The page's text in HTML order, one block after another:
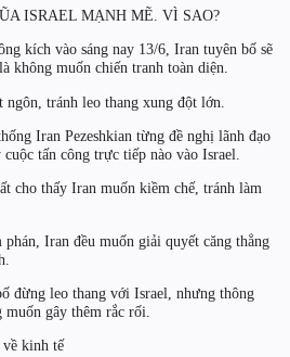
ISRAEL MẠNH MẼ. VÌ SAO?
kích vào sáng nay 13/6, Iran tuyên bố sẽ
không muốn chiến tranh toàn diện.
tránh leo thang xung đột lớn.
Iran Pezeshkian từng đề nghị lãnh đạo
tấn công trực tiếp nào vào Israel.
cho thấy Iran muốn kiềm chế, tránh làm
Iran đều muốn giải quyết căng thẳng
đừng leo thang với Israel, nhưng thông
gây thêm rắc rối.
kinh tế